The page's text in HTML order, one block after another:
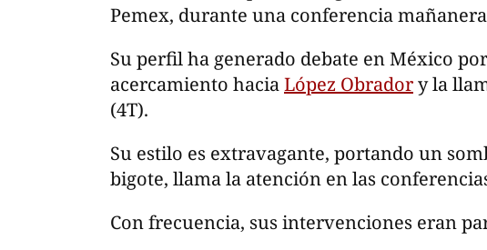
Pemex, durante una conferencia
Su perfil ha generado debate en México
acercamiento haciaLópez Obradory la
(4T).
Su estilo es extravagante, portando un
bigote, llama la atención en las
Con frecuencia, sus intervenciones eran